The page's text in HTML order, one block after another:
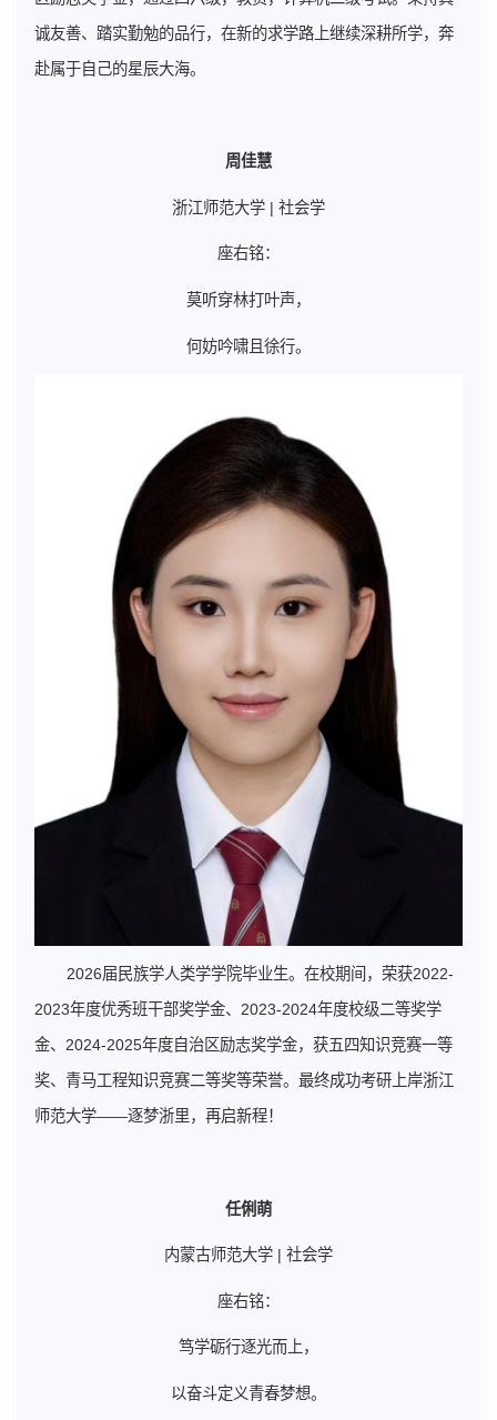
诚友善、踏实勤勉的品行，在新的求学路上继续深耕所学，奔
赴属于自己的星辰大海。
周佳慧
浙江师范大学 | 社会学
座右铭：
莫听穿林打叶声，
何妨吟啸且徐行。
2026届民族学人类学学院毕业生。在校期间，荣获2022-
2023年度优秀班干部奖学金、2023-2024年度校级二等奖学
金、2024-2025年度自治区励志奖学金，获五四知识竞赛一等
奖、青马工程知识竞赛二等奖等荣誉。最终成功考研上岸浙江
师范大学——逐梦浙里，再启新程！
任俐萌
内蒙古师范大学 | 社会学
座右铭：
笃学砺行逐光而上，
以奋斗定义青春梦想。